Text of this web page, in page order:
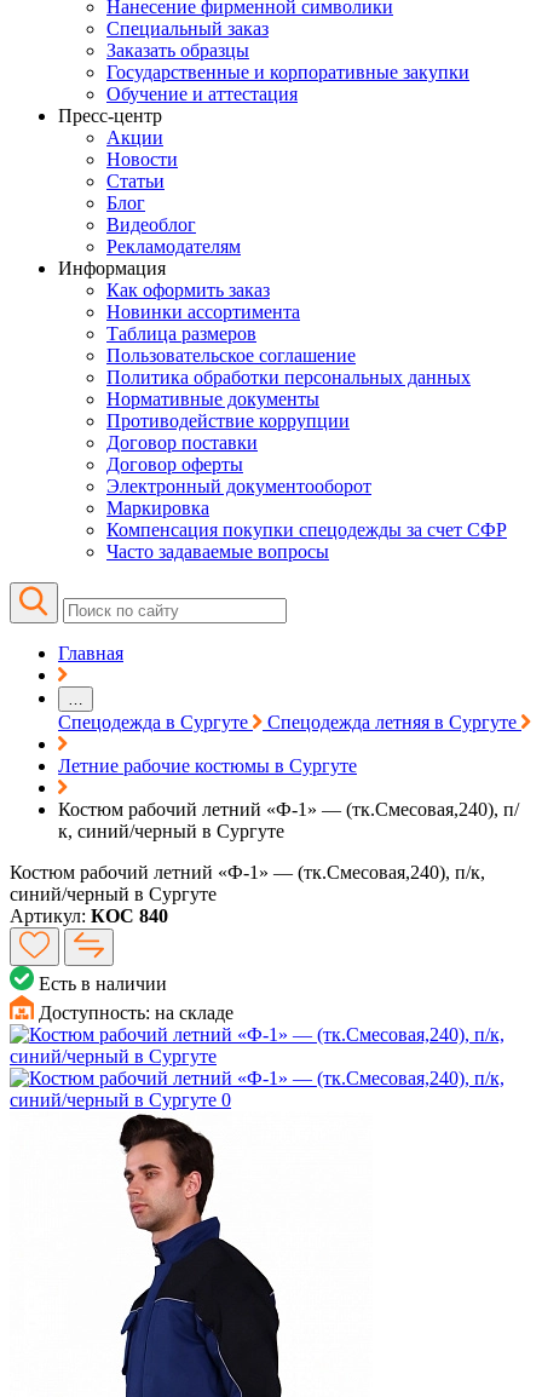
Нанесение фирменной символики
Специальный заказ
Заказать образцы
Государственные и корпоративные закупки
Обучение и аттестация
Пресс-центр
Акции
Новости
Статьи
Блог
Видеоблог
Рекламодателям
Информация
Как оформить заказ
Новинки ассортимента
Таблица размеров
Пользовательское соглашение
Политика обработки персональных данных
Нормативные документы
Противодействие коррупции
Договор поставки
Договор оферты
Электронный документооборот
Маркировка
Компенсация покупки спецодежды за счет СФР
Часто задаваемые вопросы
Главная
…
Спецодежда в Сургуте Спецодежда летняя в Сургуте
Летние рабочие костюмы в Сургуте
Костюм рабочий летний «Ф-1» — (тк.Смесовая,240), п/
к, синий/черный в Сургуте
Костюм рабочий летний «Ф-1» — (тк.Смесовая,240), п/к,
синий/черный в Сургуте
Артикул: КОС 840
Есть в наличии
Доступность: на складе